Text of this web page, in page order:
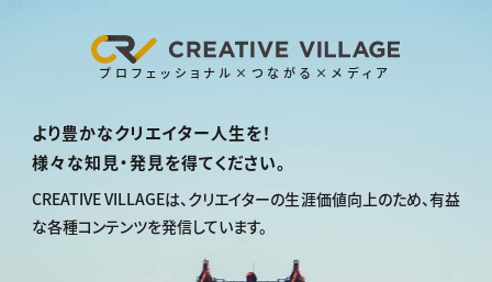
プロフェッショナル×つながる×メディア
より豊かなクリエイター人生を！
様々な知見・発見を得てください。
CREATIVE VILLAGEは、 クリエイターの生涯価値向上のため、有益
な各種コンテンツを発信しています。